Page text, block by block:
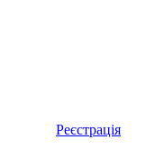
Реєстрація